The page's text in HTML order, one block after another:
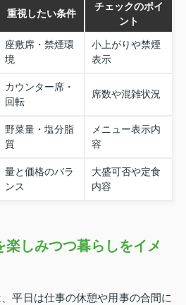
重視したい条件
チェックのポイ
ント
座敷席・禁煙環
境
小上がりや禁煙
表示
カウンター席・
回転
席数や混雑状況
野菜量・塩分脂
質
メニュー表示内
容
量と価格のバラ
ンス
大盛可否や定食
内容
楽しみつつ暮らしをイメ
平日は仕事の休憩や用事の合間に